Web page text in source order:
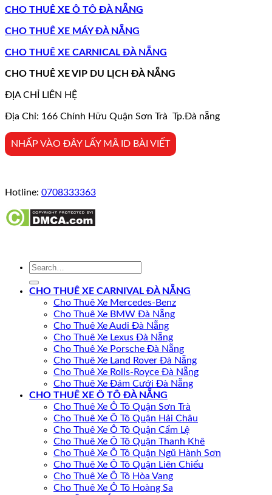
CHO THUÊ XE Ô TÔ ĐÀ NẴNG
CHO THUÊ XE MÁY ĐÀ NẴNG
CHO THUÊ XE CARNICAL ĐÀ NẴNG
CHO THUÊ XE VIP DU LỊCH ĐÀ NẴNG
ĐỊA CHỈ LIÊN HỆ
Địa Chỉ: 166 Chính Hữu Quận Sơn Trà Tp.Đà nẵng
NHẤP VÀO ĐÂY LẤY MÃ ID BÀI VIẾT
Hotline: 0708333363
CHO THUÊ XE CARNIVAL ĐÀ NẴNG
Cho Thuê Xe Mercedes-Benz
Cho Thuê Xe BMW Đà Nẵng
Cho Thuê Xe Audi Đà Nẵng
Cho Thuê Xe Lexus Đà Nẵng
Cho Thuê Xe Porsche Đà Nẵng
Cho Thuê Xe Land Rover Đà Nẵng
Cho Thuê Xe Rolls-Royce Đà Nẵng
Cho Thuê Xe Đám Cưới Đà Nẵng
CHO THUÊ XE Ô TÔ ĐÀ NẴNG
Cho Thuê Xe Ô Tô Quận Sơn Trà
Cho Thuê Xe Ô Tô Quận Hải Châu
Cho Thuê Xe Ô Tô Quận Cẩm Lệ
Cho Thuê Xe Ô Tô Quận Thanh Khê
Cho Thuê Xe Ô Tô Quận Ngũ Hành Sơn
Cho Thuê Xe Ô Tô Quận Liên Chiểu
Cho Thuê Xe Ô Tô Hòa Vang
Cho Thuê Xe Ô Tô Hoàng Sa